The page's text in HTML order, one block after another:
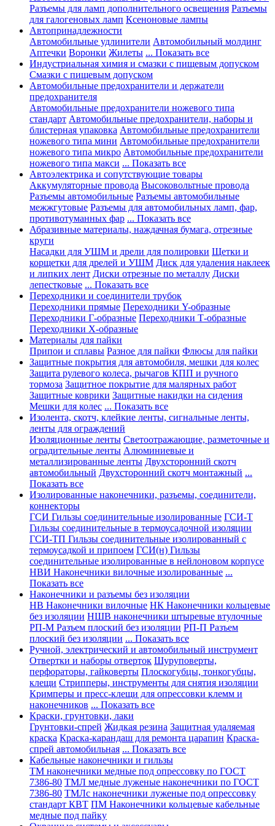
Разъемы для ламп дополнительного освещения Разъемы
для галогеновых ламп Ксеноновые лампы
Автопринадлежности
Автомобильные удлинители Автомобильный молдинг
Аптечки Воронки Жилеты ... Показать все
Индустриальная химия и смазки с пищевым допуском
Смазки с пищевым допуском
Автомобильные предохранители и держатели
предохранителя
Автомобильные предохранители ножевого типа
стандарт Автомобильные предохранители, наборы и
блистерная упаковка Автомобильные предохранители
ножевого типа мини Автомобильные предохранители
ножевого типа микро Автомобильные предохранители
ножевого типа макси ... Показать все
Автоэлектрика и сопутствующие товары
Аккумуляторные провода Высоковольтные провода
Разъемы автомобильные Разъемы автомобильные
межжгутовые Разъемы для автомобильных ламп, фар,
противотуманных фар ... Показать все
Абразивные материалы, наждачная бумага, отрезные
круги
Насадки для УШМ и дрели для полировки Щетки и
корщетки для дрелей и УШМ Диск для удаления наклеек
и липких лент Диски отрезные по металлу Диски
лепестковые ... Показать все
Переходники и соединители трубок
Переходники прямые Переходники Y-образные
Переходники Г-образные Переходники Т-образные
Переходники Х-образные
Материалы для пайки
Припои и сплавы Разное для пайки Флюсы для пайки
Защитные покрытия для автомобиля, мешки для колес
Защита рулевого колеса, рычагов КПП и ручного
тормоза Защитное покрытие для малярных работ
Защитные коврики Защитные накидки на сидения
Мешки для колес ... Показать все
Изолента, скотч, клейкие ленты, сигнальные ленты,
ленты для ограждений
Изоляционные ленты Светоотражающие, разметочные и
оградительные ленты Алюминиевые и
металлизированные ленты Двухсторонний скотч
автомобильный Двухсторонний скотч монтажный ...
Показать все
Изолированные наконечники, разъемы, соединители,
коннекторы
ГСИ Гильзы соединительные изолированные ГСИ-Т
Гильзы соединительные в термоусадочной изоляции
ГСИ-ТП Гильзы соединительные изолированный с
термоусадкой и припоем ГСИ(н) Гильзы
соединительные изолированные в нейлоновом корпусе
НВИ Наконечники вилочные изолированные ...
Показать все
Наконечники и разъемы без изоляции
НВ Наконечники вилочные НК Наконечники кольцевые
без изоляции НШВ наконечники штыревые втулочные
РП-М Разъем плоский без изоляции РП-П Разъем
плоский без изоляции ... Показать все
Ручной, электрический и автомобильный инструмент
Отвертки и наборы отверток Шуруповерты,
перфораторы, гайковерты Плоскогубцы, тонкогубцы,
клещи Стрипперы, инструменты для снятия изоляции
Кримперы и пресс-клещи для опрессовки клемм и
наконечников ... Показать все
Краски, грунтовки, лаки
Грунтовки-спрей Жидкая резина Защитная удаляемая
краска Краска-карандаш для ремонта царапин Краска-
спрей автомобильная ... Показать все
Кабельные наконечники и гильзы
ТМ наконечники медные под опрессовку по ГОСТ
7386-80 ТМЛ медные луженые наконечники по ГОСТ
7386-80 ТМЛс наконечники луженые под опрессовку
стандарт КВТ ПМ Наконечники кольцевые кабельные
медные под пайку